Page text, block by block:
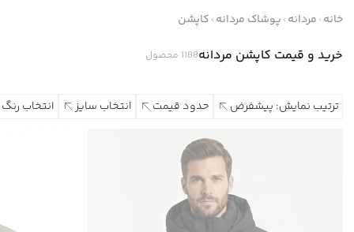
خانه مردانه پوشاک مردانه کاپشن
خرید و قیمت کاپشن مردانه1188 محصول
ترتیب نمایش: پیشفرض حدود قیمت انتخاب سایز انتخاب رنگ